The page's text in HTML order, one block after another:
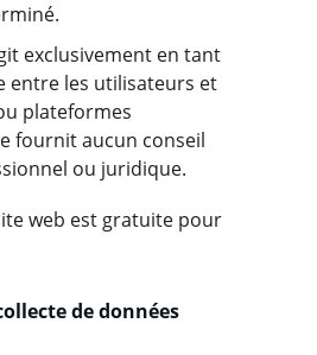
exclusivement en tant
entre les utilisateurs et
plateformes
fournit aucun conseil
ou juridique.
web est gratuite pour
de données